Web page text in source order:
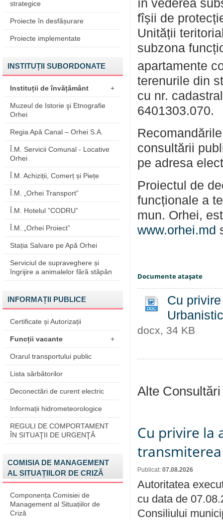
strategice
Proiecte în desfășurare
Proiecte implementate
INSTITUȚII SUBORDONATE
Instituții de învățământ +
Muzeul de Istorie şi Etnografie
Orhei
Regia Apă Canal – Orhei S.A.
Î.M. Servicii Comunal - Locative
Orhei
Î.M. Achiziții, Comerț și Piețe
Î.M. „Orhei Transport”
Î.M. Hotelul ”CODRU”
Î.M. „Orhei Proiect”
Stația Salvare pe Apă Orhei
Serviciul de supraveghere și
îngrijire a animalelor fără stăpân
INFORMAȚII PUBLICE
Certificate și Autorizații
Funcții vacante +
Orarul transportului public
Lista sărbătorilor
Deconectări de curent electric
Informații hidrometeorologice
REGULI DE COMPORTAMENT
ÎN SITUAŢII DE URGENŢĂ
COMISIA DE MANAGEMENT
AL SITUAȚIILOR DE CRIZĂ
Componența Comisiei de
Management al Situațiilor de
Criză
în vederea
fîșii de
Unității
subzona
apartamente
terenurile din
cu nr.
6401303.070.
consultării
pe adresa
Proiectul de
funcționale a
mun. Orhei,
www.orhei.md
Documente ataşate
Cu
docx, 34 KB
Alte
Cu privire la
Publicat: 07.08.2026
Autoritatea
cu data de
Consiliului